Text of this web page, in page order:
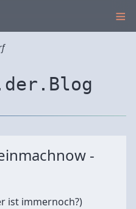
≡
-
ist immernoch?)